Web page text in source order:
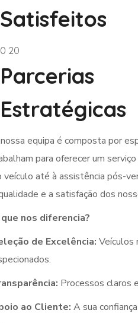
Satisfeitos
0 20
Parcerias
Estratégicas
equipa é composta por
para oferecer um
veículo até à assistência pós-
e a satisfação dos
nos diferencia?
de Excelência: Veículos
Processos claros
ao Cliente: A sua